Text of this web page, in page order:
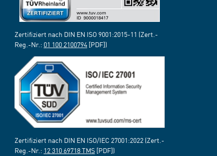
Zertifiziert nach DIN EN ISO 9001:2015-11 (Zert.-
Reg.-Nr.: 01 100 2100794 [PDF])
Zertifiziert nach DIN EN ISO/IEC 27001:2022 (Zert.-
Reg.-Nr.: 12 310 69718 TMS [PDF])